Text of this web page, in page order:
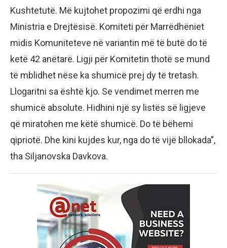
Kushtetutë. Më kujtohet propozimi që erdhi nga
Ministria e Drejtësisë. Komiteti për Marrëdhëniet
midis Komuniteteve në variantin më të butë do të
ketë 42 anëtarë. Ligji për Komitetin thotë se mund
të mblidhet nëse ka shumicë prej dy të tretash.
Llogaritni sa është kjo. Se vendimet merren me
shumicë absolute. Hidhini një sy listës së ligjeve
që miratohen me këtë shumicë. Do të bëhemi
qipriotë. Dhe kini kujdes kur, nga do të vijë bllokada”,
tha Siljanovska Davkova.